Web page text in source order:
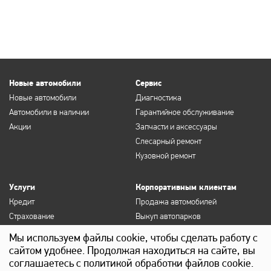
Новые автомобили
Новые автомобили
Автомобили в наличии
Акции
Сервис
Диагностика
Гарантийное обслуживание
Запчасти и аксессуары
Слесарный ремонт
Кузовной ремонт
Услуги
Кредит
Страхование
КАСКО
Выкуп
Корпоративным клиентам
Продажа автомобилей
Выкуп автопарков
Госзакупки
Лизинг
Мы используем файлы cookie, чтобы сделать работу с
сайтом удобнее. Продолжая находиться на сайте, вы
соглашаетесь с политикой обработки файлов cookie.